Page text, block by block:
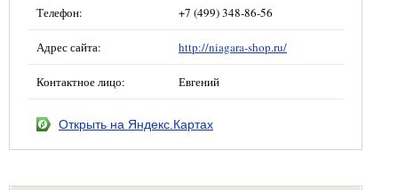
Телефон: +7 (499) 348-86-56
Адрес сайта: http://niagara-shop.ru/
Контактное лицо: Евгений
Открыть на Яндекс.Картах